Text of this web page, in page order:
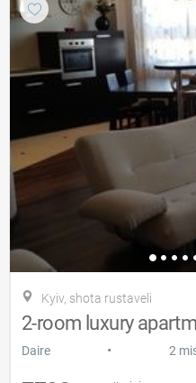
Kyiv, shota rustaveli
2-room luxury
Daire • 2